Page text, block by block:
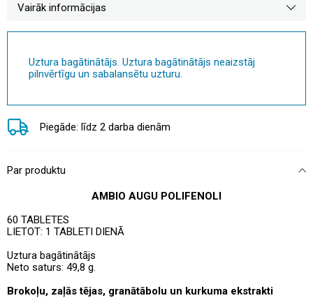
Vairāk informācijas
Uztura bagātinātājs. Uztura bagātinātājs neaizstāj
pilnvērtīgu un sabalansētu uzturu.
Piegāde: līdz 2 darba dienām
Par produktu
AMBIO AUGU POLIFENOLI
60 TABLETES
LIETOT: 1 TABLETI DIENĀ
Uztura bagātinātājs
Neto saturs: 49,8 g.
Brokoļu, zaļās tējas, granātābolu un kurkuma ekstrakti